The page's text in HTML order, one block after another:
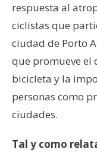
respuesta al
ciclistas que
ciudad de Porto
que promueve el
bicicleta y la
personas como
ciudades.
Tal y como